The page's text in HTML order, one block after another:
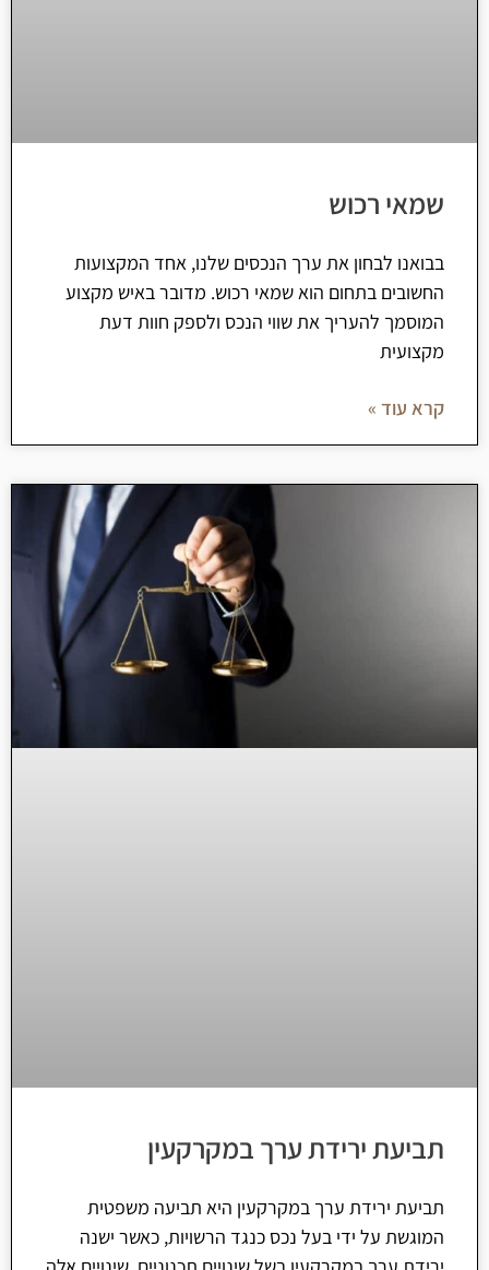
שמאי רכוש
בבואנו לבחון את ערך הנכסים שלנו, אחד המקצועות
החשובים בתחום הוא שמאי רכוש. מדובר באיש מקצוע
המוסמך להעריך את שווי הנכס ולספק חוות דעת
מקצועית
קרא עוד »
תביעת ירידת ערך במקרקעין
תביעת ירידת ערך במקרקעין היא תביעה משפטית
המוגשת על ידי בעל נכס כנגד הרשויות, כאשר ישנה